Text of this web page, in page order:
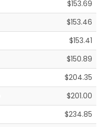
$153.69
$153.46
$153.41
$150.89
$204.35
$201.00
$234.85